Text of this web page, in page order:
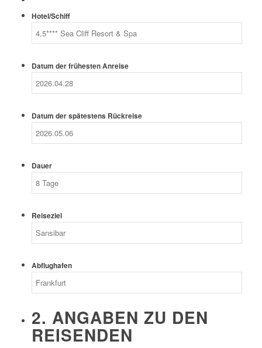
Hotel/Schiff
Datum der frühesten Anreise
Datum der spätestens Rückreise
Dauer
Reiseziel
Abflughafen
2. ANGABEN ZU DEN
REISENDEN